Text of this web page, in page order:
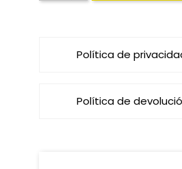
Política de
Política de